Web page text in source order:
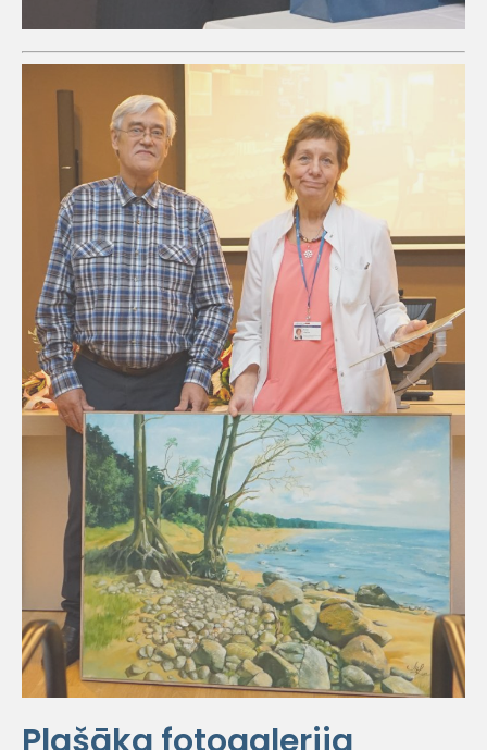
Plašāka fotogalerija